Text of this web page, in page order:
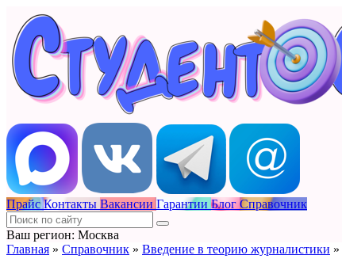
Прайс Контакты Вакансии Гарантии Блог Справочник
Ваш регион: Москва
Главная » Справочник » Введение в теорию журналистики »